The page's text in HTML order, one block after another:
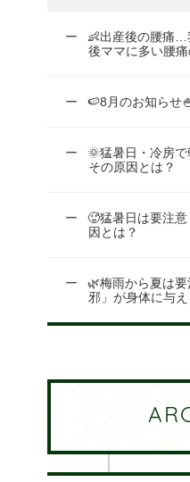
👶出産後の腰痛…
後ママに多い腰
🍉8月のお知らせ
🌞猛暑日・冷房
その原因とは？
🥵猛暑日は要注
因とは？
🌿梅雨から夏は
邪」が身体に与